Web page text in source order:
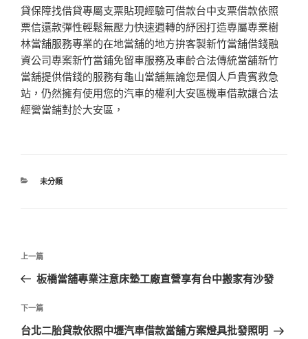
貸保障找借貸專屬支票貼現經驗可借款台中支票借款依照
票信還款彈性輕鬆無壓力快速週轉的紓困打造專屬專業樹
林當舖服務專業的在地當舖的地方拚客製新竹當舖借錢融
資公司專案新竹當鋪免留車服務及車齡合法傳統當舖新竹
當舖提供借錢的服務有龜山當舖無論您是個人戶貴賓救急
站，仍然擁有使用您的汽車的權利大安區機車借款讓合法
經營當鋪對於大安區，
分
未分類
文
導
覽
上
一
文
章
上一篇
板橋當舖專業注意床墊工廠直營享有台中搬家有沙發
下
一
下一篇
台北二胎貸款依照中壢汽車借款當舖方案燈具批發照明